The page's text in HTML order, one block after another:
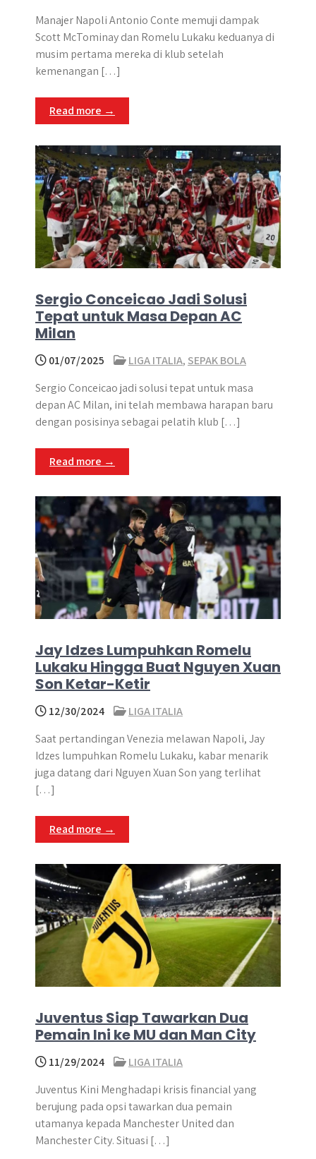
Manajer Napoli Antonio Conte memuji dampak
Scott McTominay dan Romelu Lukaku keduanya di
musim pertama mereka di klub setelah
kemenangan […]
Read more →
Sergio Conceicao Jadi Solusi
Tepat untuk Masa Depan AC
Milan
01/07/2025 LIGA ITALIA, SEPAK BOLA
Sergio Conceicao jadi solusi tepat untuk masa
depan AC Milan, ini telah membawa harapan baru
dengan posisinya sebagai pelatih klub […]
Read more →
Jay Idzes Lumpuhkan Romelu
Lukaku Hingga Buat Nguyen Xuan
Son Ketar-Ketir
12/30/2024
LIGA ITALIA
Saat pertandingan Venezia melawan Napoli, Jay
Idzes lumpuhkan Romelu Lukaku, kabar menarik
juga datang dari Nguyen Xuan Son yang terlihat
[…]
Read more →
Juventus Siap Tawarkan Dua
Pemain Ini ke MU dan Man City
11/29/2024
LIGA ITALIA
​Juventus Kini Menghadapi krisis financial yang
berujung pada opsi tawarkan dua pemain
utamanya kepada Manchester United dan
Manchester City. ​Situasi […]